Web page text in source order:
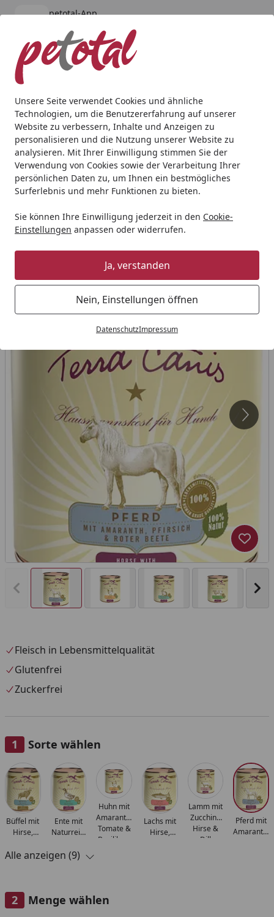
Unsere Seite verwendet Cookies und ähnliche
Technologien, um die Benutzererfahrung auf unserer
Website zu verbessern, Inhalte und Anzeigen zu
personalisieren und die Nutzung unserer Website zu
analysieren. Mit Ihrer Einwilligung stimmen Sie der
Verwendung von Cookies sowie der Verarbeitung Ihrer
persönlichen Daten zu, um Ihnen ein bestmögliches
Surferlebnis und mehr Funktionen zu bieten.
Sie können Ihre Einwilligung jederzeit in den Cookie-
Einstellungen anpassen oder widerrufen.
Ja, verstanden
Nein, Einstellungen öffnen
DatenschutzImpressum
petotal-App
kostenlos - Im App Store
Alle Produkte
Mein Konto
Suchen
Startseite
Hund Hundenassfutter Terra Canis Terra Canis
Terra Canis Classic 800g Dose
Hundenassfutter Pferd mit
Amaranth Pfirsich und Roter Beete
Vorheriges Bild anzeigen
Fleisch in Lebensmittelqualität
Glutenfrei
Zuckerfrei
Sorte wählen
Alle anzeigen (9)
Büffel mit
Hirse,
& Papaya
Ente mit
Naturreis,
Bete,
Huhn mit
Amaranth,
Tomate &
Basilikum
Lachs mit
Hirse,
Lamm mit
Zucchini,
Hirse &
Dill
Pferd mit
Amaranth,
Alle anzeigen (9)
Menge wählen